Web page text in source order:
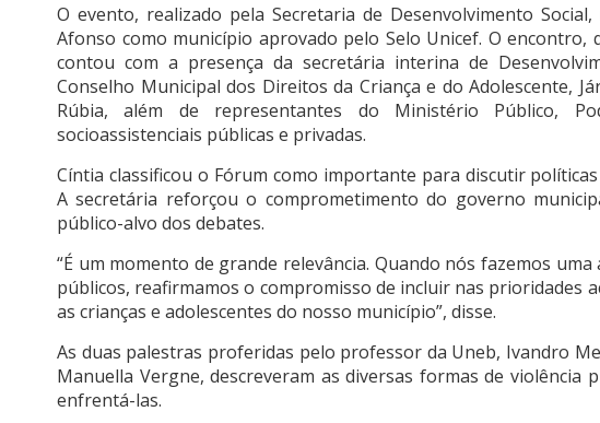
O evento, realizado pela Secretaria de Desenvolvimento
Afonso como município aprovado pelo Selo Unicef. O
contou com a presença da secretária interina de
Conselho Municipal dos Direitos da Criança e do Adolescente,
Rúbia, além de representantes do Ministério Público,
socioassistenciais públicas e privadas.
Cíntia classificou o Fórum como importante para discutir
A secretária reforçou o comprometimento do governo
público-alvo dos debates.
“É um momento de grande relevância. Quando nós fazemos
públicos, reafirmamos o compromisso de incluir nas prioridades
as crianças e adolescentes do nosso município”, disse.
As duas palestras proferidas pelo professor da Uneb, Ivandro
Manuella Vergne, descreveram as diversas formas de violência
enfrentá-las.